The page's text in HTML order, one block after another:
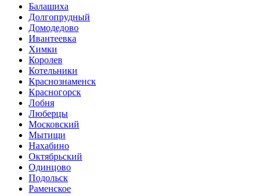
Балашиха
Долгопрудный
Домодедово
Ивантеевка
Химки
Королев
Котельники
Краснознаменск
Красногорск
Лобня
Люберцы
Московский
Мытищи
Нахабино
Октябрьский
Одинцово
Подольск
Раменское